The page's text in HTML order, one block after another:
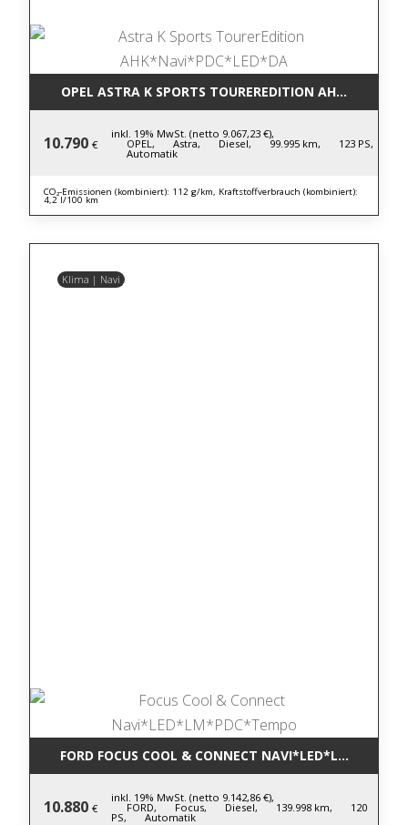
OPEL ASTRA K SPORTS TOUREREDITION
10.790 €
inkl. 19% MwSt. (netto 9.067,23 €),
OPEL, Astra, Diesel, 99.995 km, 123 PS,
Automatik
CO₂-Emissionen (kombiniert): 112 g/km, Kraftstoffverbrauch (kombiniert):
4,2 l/100 km
Klima | Navi
FORD FOCUS COOL & CONNECT
10.880 €
inkl. 19% MwSt. (netto 9.142,86 €),
FORD, Focus, Diesel, 139.998 km, 120
PS, Automatik